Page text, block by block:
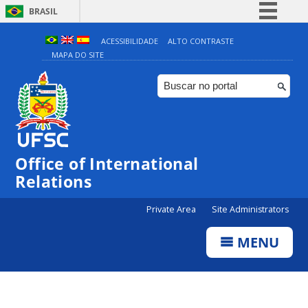
BRASIL
Simplifique!
Comunica BR
Participe
ACESSIBILIDADE
ALTO CONTRASTE
MAPA DO SITE
Office of International
Relations
Private Area Site Administrators
MENU